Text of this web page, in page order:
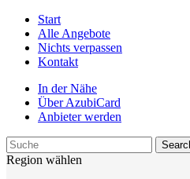
Start
Alle Angebote
Nichts verpassen
Kontakt
In der Nähe
Über AzubiCard
Anbieter werden
Region wählen